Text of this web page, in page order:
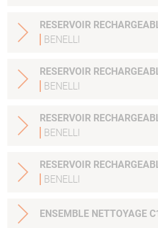
RESERVOIR
BENELLI
RESERVOIR
BENELLI
BENELLI
BENELLI
ENSEMBLE NETTOYAGE